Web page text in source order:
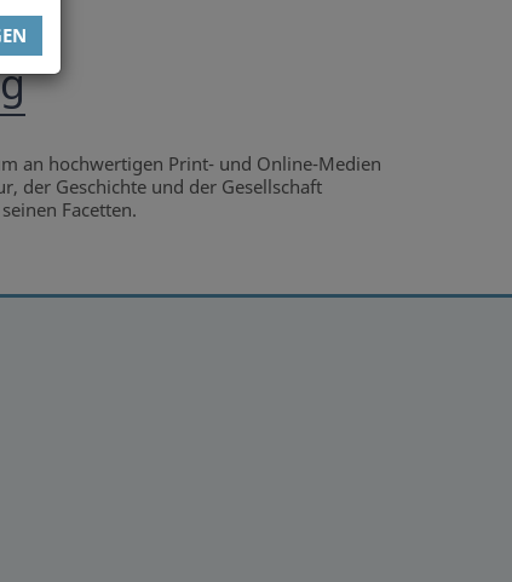
an hochwertigen Print- und Online-Medien
der Geschichte und der Gesellschaft
Facetten.